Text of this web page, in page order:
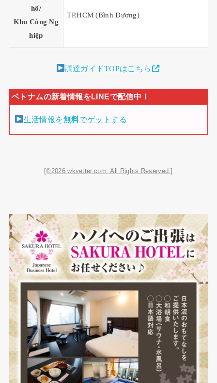
hố/
Khu Công Ng
hiệp
TP.HCM (Bình Dương)
調達ガイドTOPはこちら
生活情報を無料でゲットする
[©2026 wkvetter.com. All Rights Reserved.]